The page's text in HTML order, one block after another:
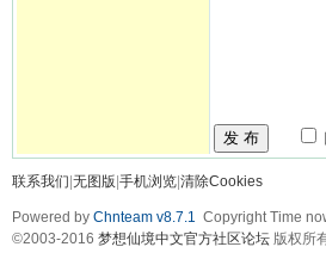
发 布
联系我们 无图版 手机浏览 清除Cookies
Powered by Chnteam v8.7.1 Copyright Time
©2003-2016 梦想仙境中文官方社区论坛 版权所